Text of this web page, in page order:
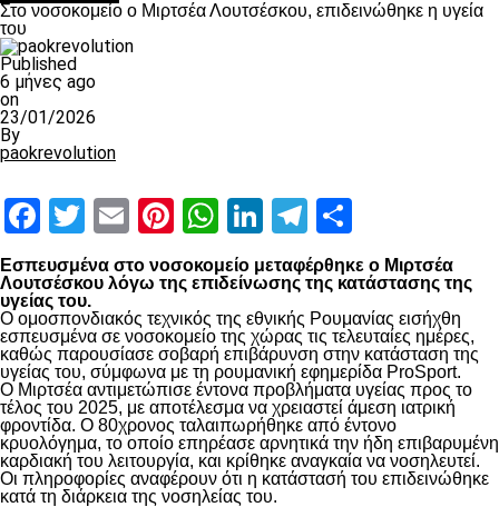
Στο νοσοκομείο ο Μιρτσέα Λουτσέσκου, επιδεινώθηκε η υγεία
του
Published
6 μήνες ago
on
23/01/2026
By
paokrevolution
Facebook
Twitter
EmailPinterest
WhatsApp
LinkedIn
Telegram
Εσπευσμένα στο νοσοκομείο μεταφέρθηκε ο Μιρτσέα
Λουτσέσκου λόγω της επιδείνωσης της κατάστασης της
υγείας του.
Ο ομοσπονδιακός τεχνικός της εθνικής Ρουμανίας εισήχθη
εσπευσμένα σε νοσοκομείο της χώρας τις τελευταίες ημέρες,
καθώς παρουσίασε σοβαρή επιβάρυνση στην κατάσταση της
υγείας του, σύμφωνα με τη ρουμανική εφημερίδα ProSport.
Ο Μιρτσέα αντιμετώπισε έντονα προβλήματα υγείας προς το
τέλος του 2025, με αποτέλεσμα να χρειαστεί άμεση ιατρική
φροντίδα. Ο 80χρονος ταλαιπωρήθηκε από έντονο
κρυολόγημα, το οποίο επηρέασε αρνητικά την ήδη επιβαρυμένη
καρδιακή του λειτουργία, και κρίθηκε αναγκαία να νοσηλευτεί.
Οι πληροφορίες αναφέρουν ότι η κατάστασή του επιδεινώθηκε
κατά τη διάρκεια της νοσηλείας του.